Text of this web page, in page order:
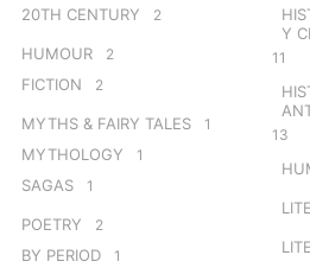
20TH CENTURY 2
HUMOUR 2
FICTION 2
MYTHS & FAIRY TALES 1
MYTHOLOGY 1
SAGAS 1
POETRY 2
BY PERIOD 1
Y
11
13